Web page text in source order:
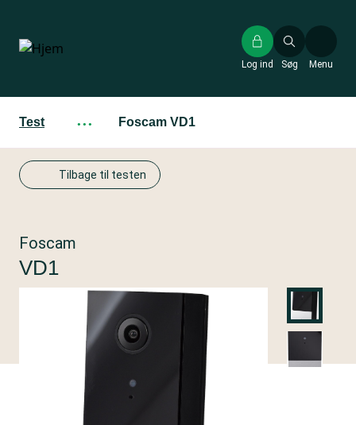
hovedindhold
Søg
Log ind Menu
Test ··· Foscam VD1
Tilbage til testen
Foscam
VD1